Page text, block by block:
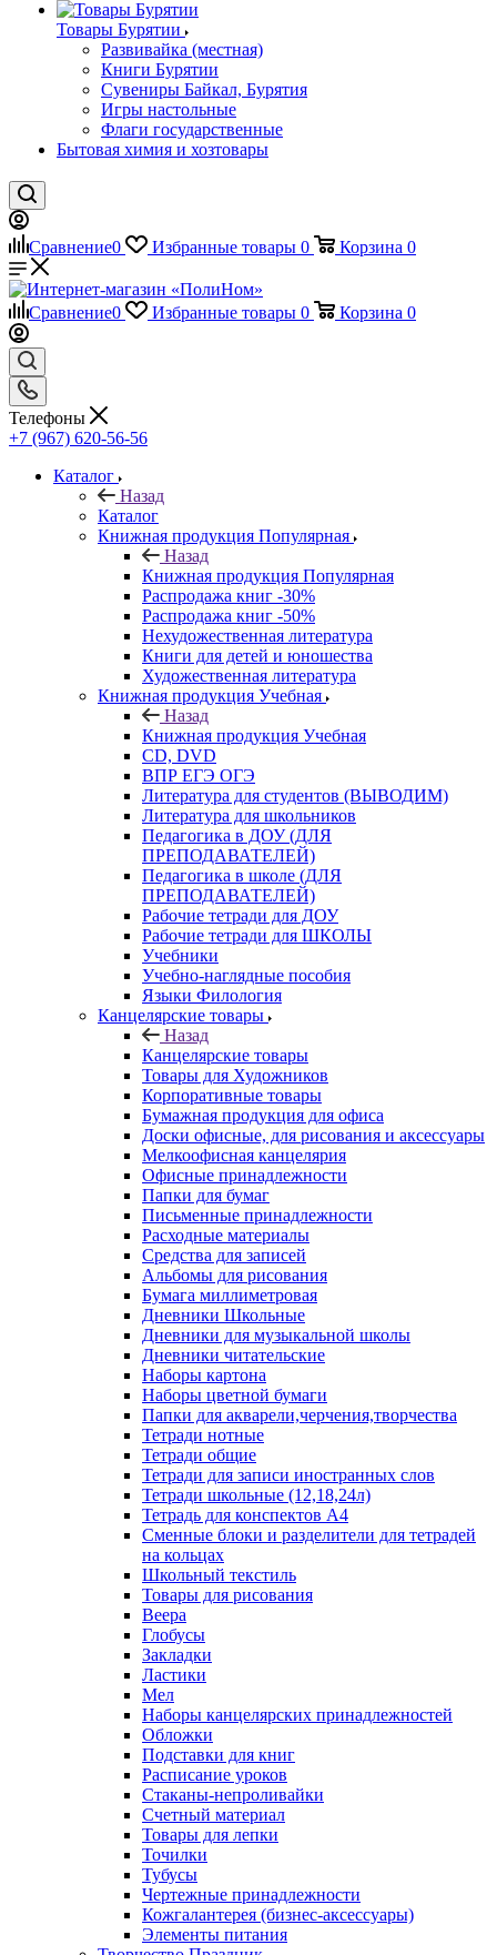
Товары Бурятии
Развивайка (местная)
Книги Бурятии
Сувениры Байкал, Бурятия
Игры настольные
Флаги государственные
Бытовая химия и хозтовары
Сравнение0 Избранные товары 0 Корзина 0
Сравнение0 Избранные товары 0 Корзина 0
Телефоны
+7 (967) 620-56-56
Каталог
Назад
Каталог
Книжная продукция Популярная
Назад
Книжная продукция Популярная
Распродажа книг -30%
Распродажа книг -50%
Нехудожественная литература
Книги для детей и юношества
Художественная литература
Книжная продукция Учебная
Назад
Книжная продукция Учебная
CD, DVD
ВПР ЕГЭ ОГЭ
Литература для студентов (ВЫВОДИМ)
Литература для школьников
Педагогика в ДОУ (ДЛЯ
ПРЕПОДАВАТЕЛЕЙ)
Педагогика в школе (ДЛЯ
ПРЕПОДАВАТЕЛЕЙ)
Рабочие тетради для ДОУ
Рабочие тетради для ШКОЛЫ
Учебники
Учебно-наглядные пособия
Языки Филология
Канцелярские товары
Назад
Канцелярские товары
Товары для Художников
Корпоративные товары
Бумажная продукция для офиса
Доски офисные, для рисования и аксессуары
Мелкоофисная канцелярия
Офисные принадлежности
Папки для бумаг
Письменные принадлежности
Расходные материалы
Средства для записей
Альбомы для рисования
Бумага миллиметровая
Дневники Школьные
Дневники для музыкальной школы
Дневники читательские
Наборы картона
Наборы цветной бумаги
Папки для акварели,черчения,творчества
Тетради нотные
Тетради общие
Тетради для записи иностранных слов
Тетради школьные (12,18,24л)
Тетрадь для конспектов А4
Сменные блоки и разделители для тетрадей
на кольцах
Школьный текстиль
Товары для рисования
Веера
Глобусы
Закладки
Ластики
Мел
Наборы канцелярских принадлежностей
Обложки
Подставки для книг
Расписание уроков
Стаканы-непроливайки
Счетный материал
Товары для лепки
Точилки
Тубусы
Чертежные принадлежности
Кожгалантерея (бизнес-аксессуары)
Элементы питания